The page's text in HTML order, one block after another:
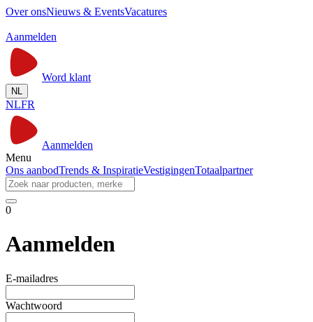
Over onsNieuws & EventsVacatures
Aanmelden
Word klant
NL
NLFR
Aanmelden
Menu
Ons aanbodTrends & InspiratieVestigingenTotaalpartner
0
Aanmelden
E-mailadres
Wachtwoord